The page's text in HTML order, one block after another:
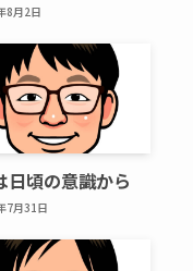
8月2日
日頃の意識から
7月31日